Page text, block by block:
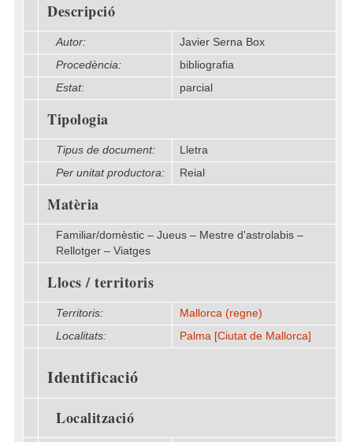
Descripció
Autor:
Javier Serna Box
Procedència:
bibliografia
Estat:
parcial
Tipologia
Tipus de document:
Lletra
Per unitat productora:
Reial
Matèria
Familiar/domèstic – Jueus – Mestre d'astrolabis –
Rellotger – Viatges
Llocs / territoris
Territoris:
Mallorca (regne)
Localitats:
Palma [Ciutat de Mallorca]
Identificació
Localització